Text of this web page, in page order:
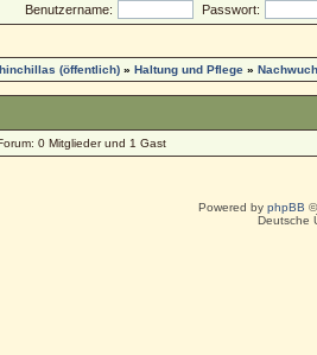
Benutzername: Passwort:
(öffentlich) »Haltung und Pflege »
0 Mitglieder und 1 Gast
Powered by phpBB
Deutsche